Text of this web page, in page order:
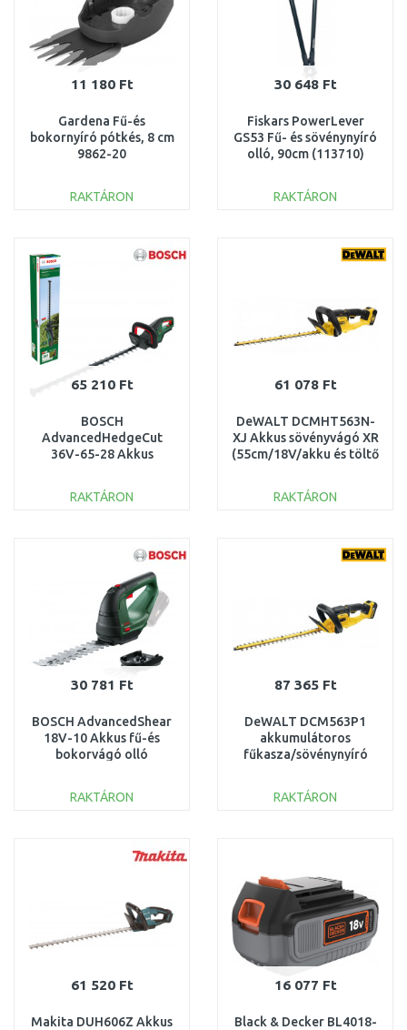
11 180 Ft
Gardena Fű-és
bokornyíró pótkés, 8 cm
9862-20
RAKTÁRON
Összehasonlítás
30 648 Ft
Fiskars PowerLever
GS53 Fű- és sövénynyíró
olló, 90cm (113710)
RAKTÁRON
Összehasonlítás
65 210 Ft
BOSCH
AdvancedHedgeCut
36V-65-28 Akkus
és töltő nélkül)
060084A301
RAKTÁRON
Összehasonlítás
61 078 Ft
DeWALT DCMHT563N-
XJ Akkus sövényvágó XR
(55cm/18V/akku és töltő
RAKTÁRON
Összehasonlítás
30 781 Ft
BOSCH AdvancedShear
18V-10 Akkus fű-és
bokorvágó olló
0600857001
RAKTÁRON
Összehasonlítás
87 365 Ft
DeWALT DCM563P1
akkumulátoros
fűkasza/sövénynyíró
Ah/18V)
RAKTÁRON
61 520 Ft
Makita DUH606Z Akkus
16 077 Ft
Black & Decker BL4018-